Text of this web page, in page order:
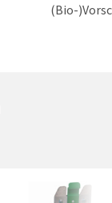
(Bio-